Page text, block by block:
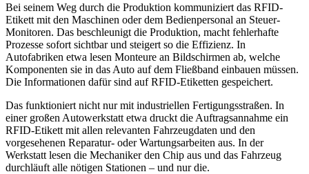
Bei seinem Weg durch die Produktion kommuniziert das RFID-
Etikett mit den Maschinen oder dem Bedienpersonal an Steuer-
Monitoren. Das beschleunigt die Produktion, macht fehlerhafte
Prozesse sofort sichtbar und steigert so die Effizienz. In
Autofabriken etwa lesen Monteure an Bildschirmen ab, welche
Komponenten sie in das Auto auf dem Fließband einbauen müssen.
Die Informationen dafür sind auf RFID-Etiketten gespeichert.
Das funktioniert nicht nur mit industriellen Fertigungsstraßen. In
einer großen Autowerkstatt etwa druckt die Auftragsannahme ein
RFID-Etikett mit allen relevanten Fahrzeugdaten und den
vorgesehenen Reparatur- oder Wartungsarbeiten aus. In der
Werkstatt lesen die Mechaniker den Chip aus und das Fahrzeug
durchläuft alle nötigen Stationen – und nur die.